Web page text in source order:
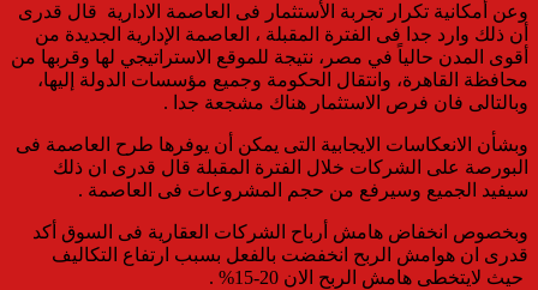
وعن أمكانية تكرار تجربة الأستثمار فى العاصمة الادارية قال قدرى
أن ذلك وارد جدا فى الفترة المقبلة ، العاصمة الإدارية الجديدة من
أقوى المدن حالياً في مصر، نتيجة للموقع الاستراتيجي لها وقربها من
محافظة القاهرة، وانتقال الحكومة وجميع مؤسسات الدولة إليها،
وبالتالى فان فرص الاستثمار هناك مشجعة جدا .
وبشأن الانعكاسات الايجابية التى يمكن أن يوفرها طرح العاصمة فى
البورصة على الشركات خلال الفترة المقبلة قال قدرى ان ذلك
سيفيد الجميع وسيرفع من حجم المشروعات فى العاصمة .
وبخصوص انخفاض هامش أرباح الشركات العقارية فى السوق أكد
قدرى ان هوامش الربح انخفضت بالفعل بسبب ارتفاع التكاليف
حيث لايتخطى هامش الربح الان 20-15% .